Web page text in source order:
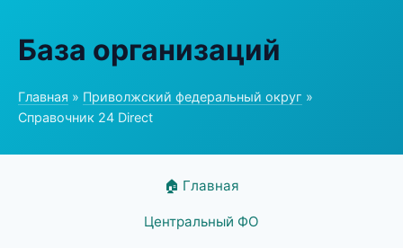
База организаций
Главная » Приволжский федеральный округ »
Справочник 24 Direct
🏠 Главная
Центральный ФО